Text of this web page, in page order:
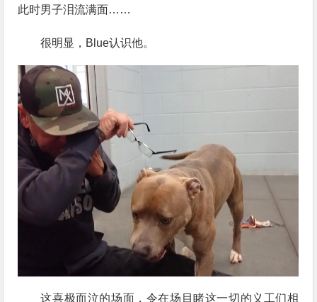
此时男子泪流满面……
很明显，Blue认识他。
这喜极而泣的场面，令在场目睹这一切的义工们相